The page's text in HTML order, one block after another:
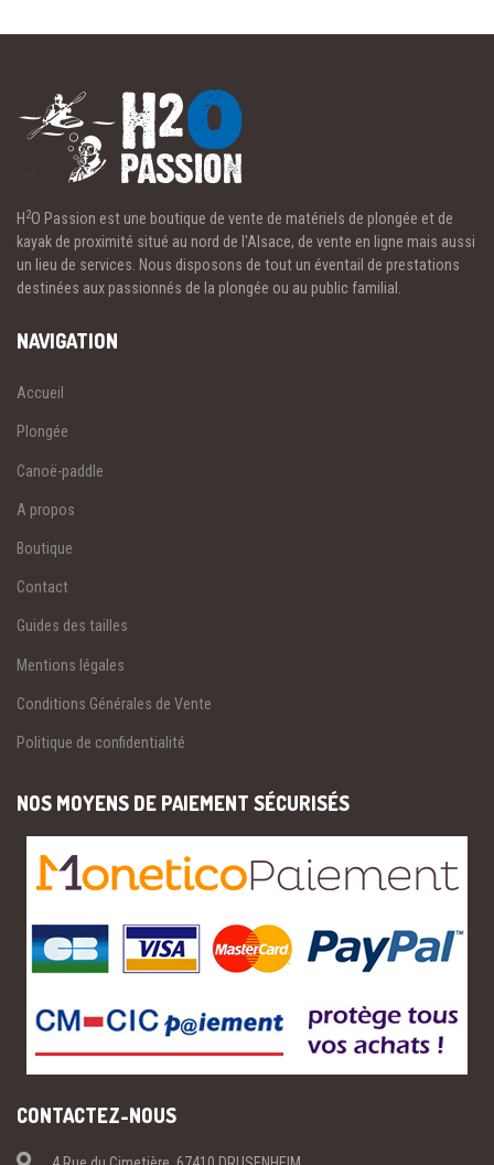
H 2O Passion est une boutique de vente de matériels de plongée et de
kayak de proximité situé au nord de l'Alsace, de vente en ligne mais aussi
un lieu de services. Nous disposons de tout un éventail de prestations
destinées aux passionnés de la plongée ou au public familial.
NAVIGATION
Accueil
Plongée
Canoë-paddle
A propos
Boutique
Contact
Guides des tailles
Mentions légales
Conditions Générales de Vente
Politique de confidentialité
NOS MOYENS DE PAIEMENT SÉCURISÉS
CONTACTEZ-NOUS